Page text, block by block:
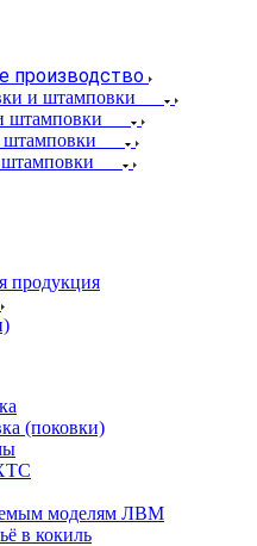
производство
и штамповки
штамповки
продукция
(поковки)
моделям ЛВМ
в кокиль